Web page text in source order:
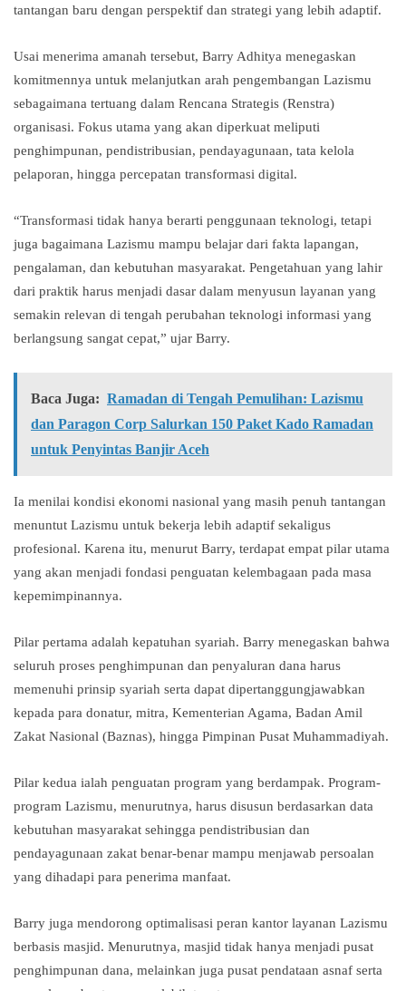
tantangan baru dengan perspektif dan strategi yang lebih adaptif.
Usai menerima amanah tersebut, Barry Adhitya menegaskan
komitmennya untuk melanjutkan arah pengembangan Lazismu
sebagaimana tertuang dalam Rencana Strategis (Renstra)
organisasi. Fokus utama yang akan diperkuat meliputi
penghimpunan, pendistribusian, pendayagunaan, tata kelola
pelaporan, hingga percepatan transformasi digital.
“Transformasi tidak hanya berarti penggunaan teknologi, tetapi
juga bagaimana Lazismu mampu belajar dari fakta lapangan,
pengalaman, dan kebutuhan masyarakat. Pengetahuan yang lahir
dari praktik harus menjadi dasar dalam menyusun layanan yang
semakin relevan di tengah perubahan teknologi informasi yang
berlangsung sangat cepat,” ujar Barry.
Baca Juga: Ramadan di Tengah Pemulihan: Lazismu
dan Paragon Corp Salurkan 150 Paket Kado Ramadan
untuk Penyintas Banjir Aceh
Ia menilai kondisi ekonomi nasional yang masih penuh tantangan
menuntut Lazismu untuk bekerja lebih adaptif sekaligus
profesional. Karena itu, menurut Barry, terdapat empat pilar utama
yang akan menjadi fondasi penguatan kelembagaan pada masa
kepemimpinannya.
Pilar pertama adalah kepatuhan syariah. Barry menegaskan bahwa
seluruh proses penghimpunan dan penyaluran dana harus
memenuhi prinsip syariah serta dapat dipertanggungjawabkan
kepada para donatur, mitra, Kementerian Agama, Badan Amil
Zakat Nasional (Baznas), hingga Pimpinan Pusat Muhammadiyah.
Pilar kedua ialah penguatan program yang berdampak. Program-
program Lazismu, menurutnya, harus disusun berdasarkan data
kebutuhan masyarakat sehingga pendistribusian dan
pendayagunaan zakat benar-benar mampu menjawab persoalan
yang dihadapi para penerima manfaat.
Barry juga mendorong optimalisasi peran kantor layanan Lazismu
berbasis masjid. Menurutnya, masjid tidak hanya menjadi pusat
penghimpunan dana, melainkan juga pusat pendataan asnaf serta